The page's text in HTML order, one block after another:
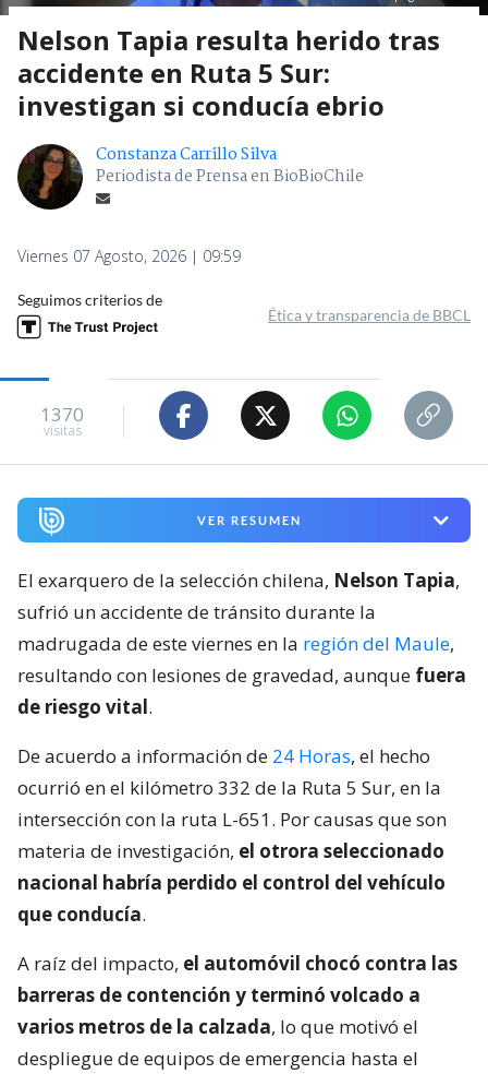
Nelson Tapia resulta herido tras
accidente en Ruta 5 Sur:
investigan si conducía ebrio
Constanza Carrillo Silva
Periodista de Prensa en BioBioChile
Viernes 07 Agosto, 2026 | 09:59
Seguimos criterios de
Ética y transparencia de BBCL
1370
visitas
VER RESUMEN
El exarquero de la selección chilena, Nelson Tapia,
sufrió un accidente de tránsito durante la
madrugada de este viernes en la región del Maule,
resultando con lesiones de gravedad, aunque fuera
de riesgo vital.
De acuerdo a información de 24 Horas, el hecho
ocurrió en el kilómetro 332 de la Ruta 5 Sur, en la
intersección con la ruta L-651. Por causas que son
materia de investigación, el otrora seleccionado
nacional habría perdido el control del vehículo
que conducía.
A raíz del impacto, el automóvil chocó contra las
barreras de contención y terminó volcado a
varios metros de la calzada, lo que motivó el
despliegue de equipos de emergencia hasta el